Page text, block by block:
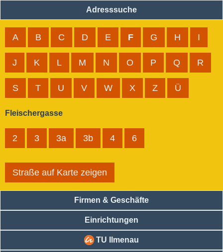
Adresssuche
A B C D E F G H I
J K L M N O P Q R
S T U V W X Z Ü
Fleischergasse
2 3 3a 3b 4 6
Straße auf Karte zeigen
Firmen & Geschäfte
Einrichtungen
TU Ilmenau